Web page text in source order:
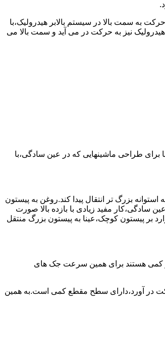
به سمت بالا در سیستم بالابر هیدرولیک،با
نیز به حرکت در می آید و سمت بالا می
برای طراحی ماشینهایی که در عین سادگی،با
بزرگ تر انتقال پیدا کند.روغن به پیستون
سادگی،کار مفید زیادی با بازده بالا صورت
بر پیستون کوچک،عینا به پیستون بزرگ منتقل
کمی هستند برای همین سرعت جک های
در آورد،دارای سطح مقطع کمی است.به همین